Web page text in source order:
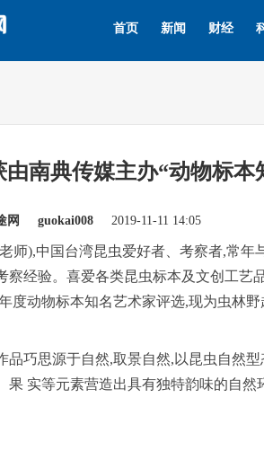
首页 新闻 财经
由南典传媒主办“动物标
网 guokai008 2019-11-11 14:05
师),中国台湾昆虫爱好者、考察者,常
察经验。喜爱各类昆虫标本及文创工艺
度动物标本知名艺术家评选,现为虫林
品巧思源于自然,取景自然,以昆虫自然
果 实等元素营造出具有独特韵味的自